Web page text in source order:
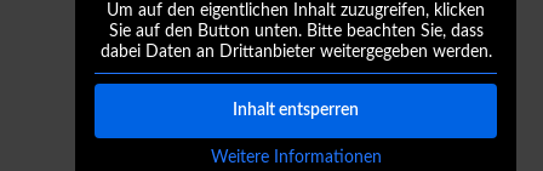
Um auf den eigentlichen Inhalt zuzugreifen, klicken
Sie auf den Button unten. Bitte beachten Sie, dass
dabei Daten an Drittanbieter weitergegeben werden.
Inhalt entsperren
Weitere Informationen